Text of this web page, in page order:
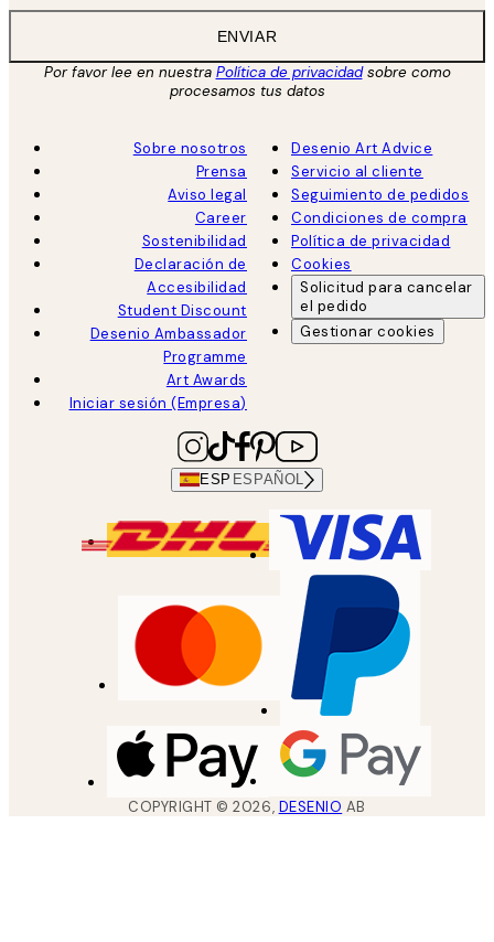
ENVIAR
Por favor lee en nuestra Política de privacidadsobre como
procesamos tus datos
Sobre nosotros
Prensa
Aviso legal
Career
Sostenibilidad
Declaración de
Accesibilidad
Student Discount
Desenio Ambassador
Programme
Art Awards
Iniciar sesión (Empresa)
Desenio Art Advice
Servicio al cliente
Seguimiento de pedidos
Condiciones de compra
Política de privacidad
Cookies
Solicitud para cancelar
el pedido
Gestionar cookies
ESP ESPAÑOL
COPYRIGHT ©2026, DESENIO AB